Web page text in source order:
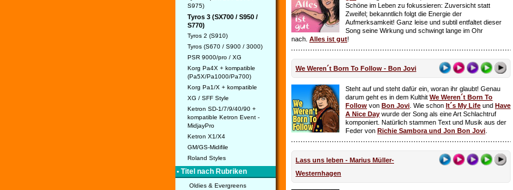
S975)
Tyros 3 (SX700 / S950 /
S770)
Tyros 2 (S910)
Tyros (S670 / S900 / 3000)
PSR 9000/pro / XG
Korg Pa4X + kompatible
(Pa5X/Pa1000/Pa700)
Korg Pa1/X + kompatible
XG / SFF Style
Ketron SD-1/7/9/40/90 +
kompatible Ketron Event -
MidjayPro
Ketron X1/X4
GM/GS-Midifile
Roland Styles
• Titel nach Rubriken
Oldies & Evergreens
Schöne im Leben zu fokussieren: Zuversicht statt
Zweifel; bekanntlich folgt die Energie der
Aufmerksamkeit! Ganz leise und subtil entfaltet dieser
Song seine Wirkung und schwingt lange im Ohr
nach. Alles ist gut!
We Weren´t Born To Follow - Bon Jovi
Steht auf und steht dafür ein, woran ihr glaubt! Genau
darum geht es in dem Kulthit We Weren´t Born To
Follow von Bon Jovi . Wie schon It´s My Life und Have
A Nice Day wurde der Song als eine Art Schlachtruf
komponiert. Natürlich stammen Text und Musik aus der
Feder von Richie Sambora und Jon Bon Jovi
Lass uns leben - Marius Müller-
Westernhagen